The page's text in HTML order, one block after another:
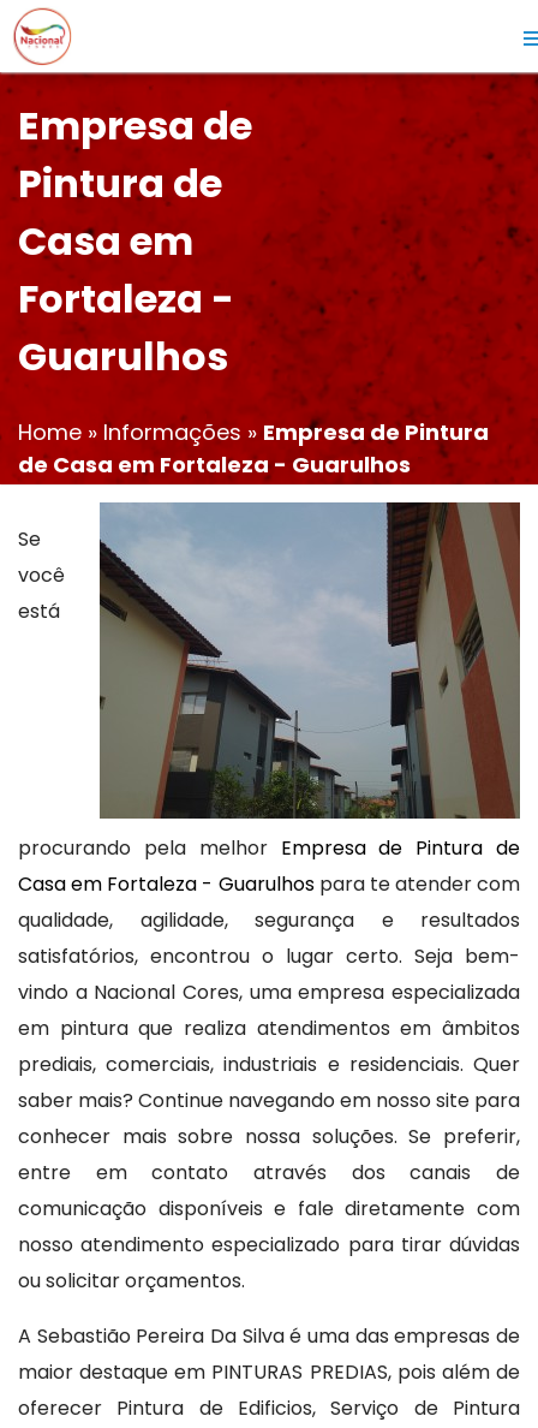
Empresa de
Pintura de
Casa em
Fortaleza -
Guarulhos
Home » Informações » Empresa de Pintura
de Casa em Fortaleza - Guarulhos
Se
você
está
procurando pela melhor Empresa de Pintura de
Casa em Fortaleza - Guarulhospara te atender com
qualidade, agilidade, segurança e resultados
satisfatórios, encontrou o lugar certo. Seja bem-
vindo a Nacional Cores, uma empresa especializada
em pintura que realiza atendimentos em âmbitos
prediais, comerciais, industriais e residenciais. Quer
saber mais? Continue navegando em nosso site para
conhecer mais sobre nossa soluções. Se preferir,
entre em contato através dos canais de
comunicação disponíveis e fale diretamente com
nosso atendimento especializado para tirar dúvidas
ou solicitar orçamentos.
A Sebastião Pereira Da Silva é uma das empresas de
maior destaque em PINTURAS PREDIAS, pois além de
oferecer Pintura de Edificios, Serviço de Pintura